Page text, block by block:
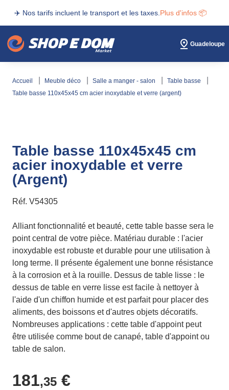
✈️ Nos tarifs incluent le transport et les taxes. Plus d'infos 📦
Guadeloupe
accueil meuble déco salle a manger - salon
table basse
table basse 110x45x45 cm acier inoxydable et verre (argent)
Table basse 110x45x45 cm
acier inoxydable et verre
(Argent)
Réf. V54305
Alliant fonctionnalité et beauté, cette table basse sera le
point central de votre pièce. Matériau durable : l'acier
inoxydable est robuste et durable pour une utilisation à
long terme. Il présente également une bonne résistance
à la corrosion et à la rouille. Dessus de table lisse : le
dessus de table en verre lisse est facile à nettoyer à
l'aide d'un chiffon humide et est parfait pour placer des
aliments, des boissons et d'autres objets décoratifs.
Nombreuses applications : cette table d'appoint peut
être utilisée comme bout de canapé, table d'appoint ou
table de salon.
181,35 €